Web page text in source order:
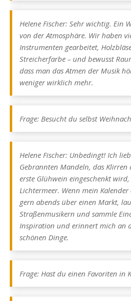
Helene Fischer: Sehr wichtig. Ein
von der Atmosphäre. Wir haben
Instrumenten gearbeitet,
Streicherfarbe – und bewusst
dass man das Atmen der Musik
weniger wirklich mehr.
Frage: Besucht du selbst
Helene Fischer: Unbedingt! Ich
Gebrannten Mandeln, das Klirren
erste Glühwein eingeschenkt
Lichtermeer. Wenn mein Kalender
gern abends über einen Markt,
Straßenmusikern und sammle
Inspiration und erinnert mich an
schönen Dinge.
Frage: Hast du einen Favoriten in